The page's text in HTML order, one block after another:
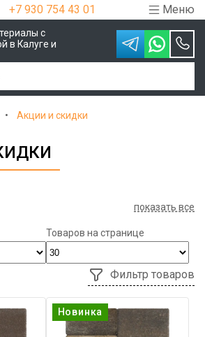
+7 930 754 43 01 Меню
с
в Калуге и
Акции и скидки
показать все
Товаров на странице
Фильтр товаров
Новинка